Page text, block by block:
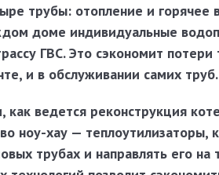
трубы: отопление и горячее
доме индивидуальные
ГВС. Это сэкономит потери
и в обслуживании самих
ведется реконструкция
ноу-хау — теплоутилизаторы,
трубах и направлять его